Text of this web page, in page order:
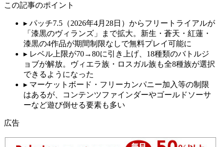
この記事のポイント
▸ パッチ7.5（2026年4月28日）からフリートライアルが
「漆黒のヴィランズ」まで拡大。新生・蒼天・紅蓮・
漆黒の4作品が期間制限なしで無料プレイ可能に
▸ レベル上限が70→80に引き上げ、18種類のバトルジ
ョブが解放。ヴィエラ族・ロスガル族も全8種族が選択
できるようになった
▸ マーケットボード・フリーカンパニー加入等の制限
はあるが、コンテンツファインダーやゴールドソーサ
ーなど遊び倒せる要素も多い
広告